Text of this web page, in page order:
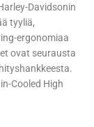
Davidsonin
tyyliä,
ergonomiaa
ovat seurausta
Cooled High